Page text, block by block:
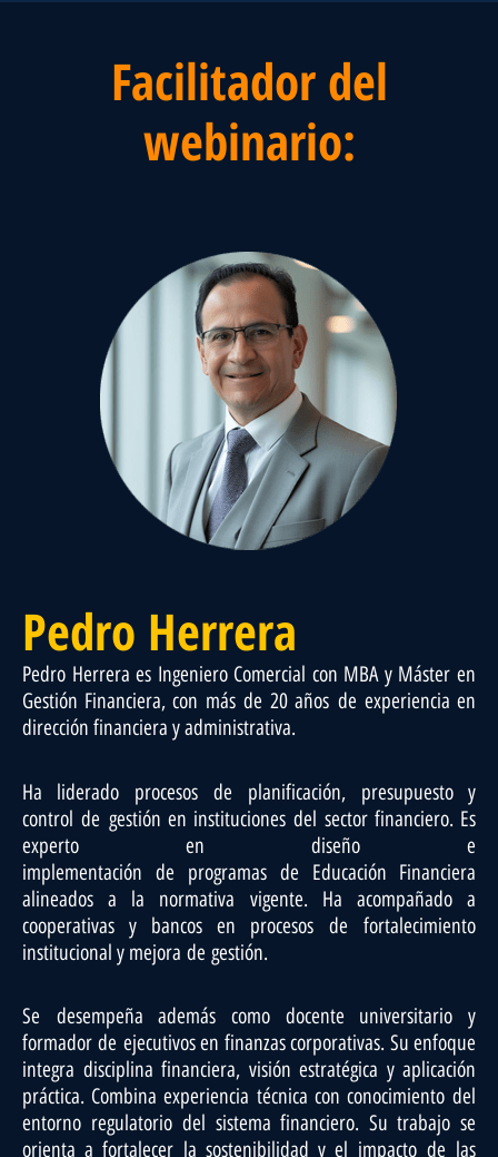
Facilitador del
webinario:
Pedro Herrera
Pedro Herrera es Ingeniero Comercial con MBA y Máster en
Gestión Financiera, con más de 20 años de experiencia en
dirección financiera y administrativa.
Ha liderado procesos de planificación, presupuesto y
controlde gestión en institucionesdel sector financiero. Es
experto en diseño e
implementación de programas de Educación Financiera
alineados a la normativa vigente. Ha acompañado a
cooperativas y bancos en procesos de fortalecimiento
institucional y mejora de gestión.
Se desempeña además como docente universitario y
formadorde ejecutivos en finanzas corporativas. Su enfoque
integra disciplina financiera, visión estratégica y aplicación
práctica. Combina experiencia técnica con conocimiento del
entorno regulatoriodel sistema financiero. Su trabajo se
orienta a fortalecer la sostenibilidad y el impacto de las